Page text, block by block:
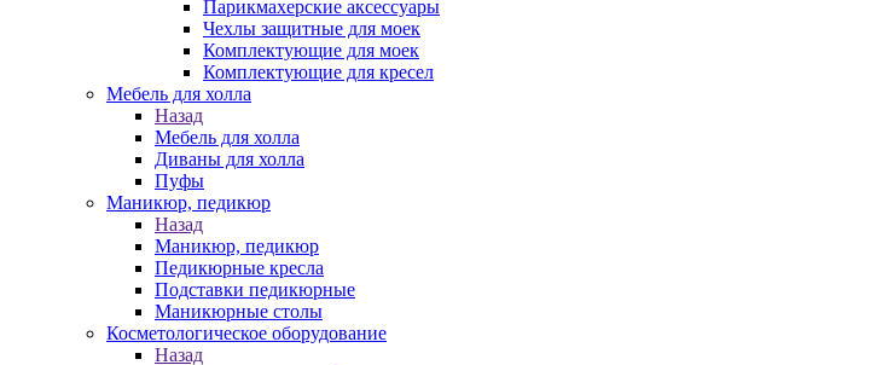
Парикмахерские аксессуары
Чехлы защитные для моек
Комплектующие для моек
Комплектующие для кресел
Мебель для холла
Назад
Мебель для холла
Диваны для холла
Пуфы
Маникюр, педикюр
Назад
Маникюр, педикюр
Педикюрные кресла
Подставки педикюрные
Маникюрные столы
Косметологическое оборудование
Назад